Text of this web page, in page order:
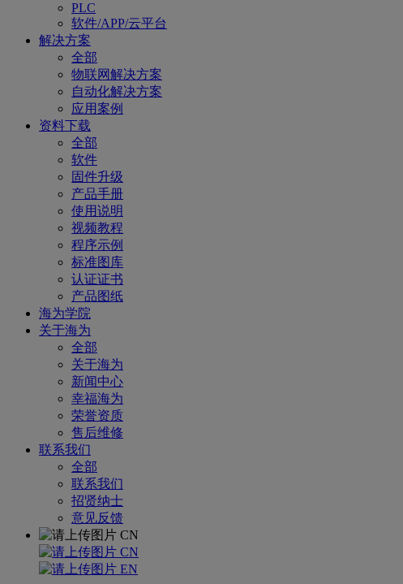
PLC
软件/APP/云平台
解决方案
全部
物联网解决方案
自动化解决方案
应用案例
资料下载
全部
软件
固件升级
产品手册
使用说明
视频教程
程序示例
标准图库
认证证书
产品图纸
海为学院
关于海为
全部
关于海为
新闻中心
幸福海为
荣誉资质
售后维修
联系我们
全部
联系我们
招贤纳士
意见反馈
CN
CN
EN